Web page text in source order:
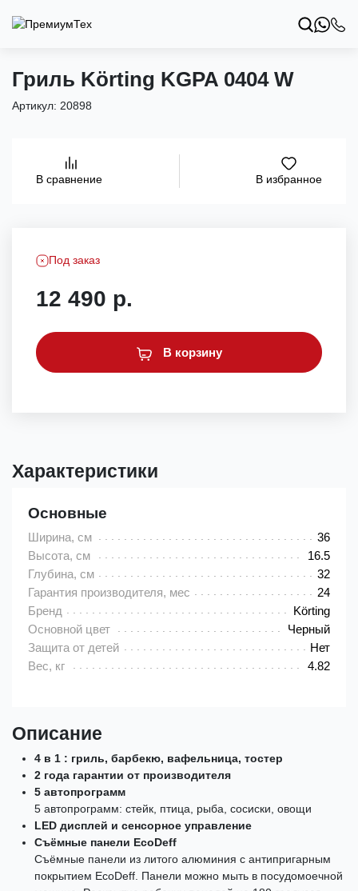
Гриль Körting KGPA 0404 W
Артикул: 20898
В сравнение В избранное
Под заказ
12 490 р.
В корзину
Характеристики
Основные
Ширина, см
36
Высота, см
16.5
Глубина, см
32
Гарантия производителя, мес
24
Бренд
Körting
Основной цвет
Черный
Защита от детей
Нет
Вес, кг
4.82
Описание
4 в 1 : гриль, барбекю, вафельница, тостер
2 года гарантии от производителя
5 автопрограмм
5 автопрограмм: стейк, птица, рыба, сосиски, овощи
LED дисплей и сенсорное управление
Съёмные панели EcoDeff
Съёмные панели из литого алюминия с антипригарным
покрытием EcoDeff. Панели можно мыть в посудомоечной